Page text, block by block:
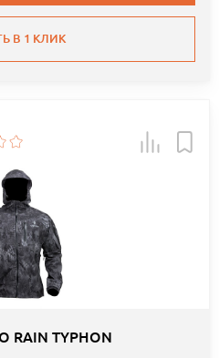
В 1 КЛИК
RAIN TYPHON